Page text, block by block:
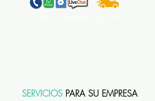
SERVICIOS PARA SU EMPRESA